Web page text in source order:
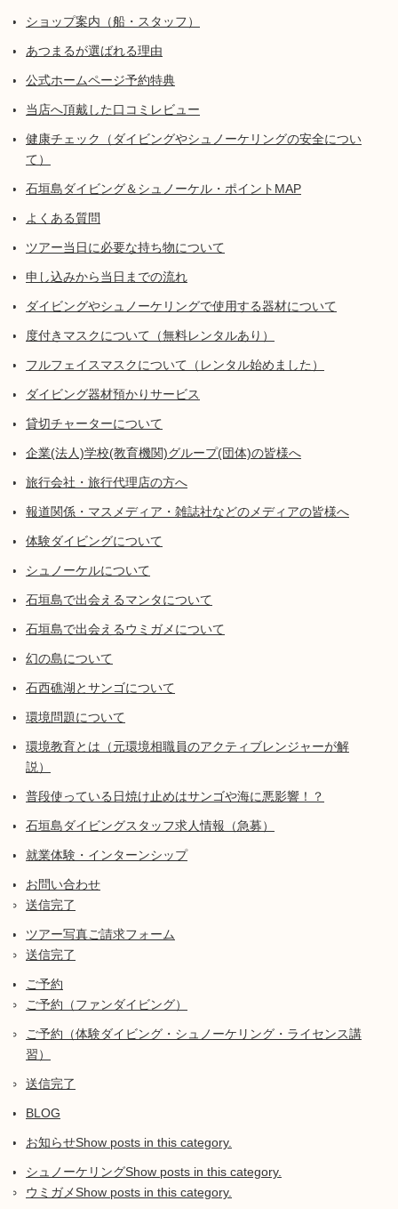
ショップ案内（船・スタッフ）
あつまるが選ばれる理由
公式ホームページ予約特典
当店へ頂戴した口コミレビュー
健康チェック（ダイビングやシュノーケリングの安全につい
て）
石垣島ダイビング＆シュノーケル・ポイントMAP
よくある質問
ツアー当日に必要な持ち物について
申し込みから当日までの流れ
ダイビングやシュノーケリングで使用する器材について
度付きマスクについて（無料レンタルあり）
フルフェイスマスクについて（レンタル始めました）
ダイビング器材預かりサービス
貸切チャーターについて
企業(法人)学校(教育機関)グループ(団体)の皆様へ
旅行会社・旅行代理店の方へ
報道関係・マスメディア・雑誌社などのメディアの皆様へ
体験ダイビングについて
シュノーケルについて
石垣島で出会えるマンタについて
石垣島で出会えるウミガメについて
幻の島について
石西礁湖とサンゴについて
環境問題について
環境教育とは（元環境相職員のアクティブレンジャーが解
説）
普段使っている日焼け止めはサンゴや海に悪影響！？
石垣島ダイビングスタッフ求人情報（急募）
就業体験・インターンシップ
お問い合わせ
送信完了
ツアー写真ご請求フォーム
送信完了
ご予約
ご予約（ファンダイビング）
ご予約（体験ダイビング・シュノーケリング・ライセンス講
習）
送信完了
BLOG
お知らせShow posts in this category.
シュノーケリングShow posts in this category.
ウミガメShow posts in this category.